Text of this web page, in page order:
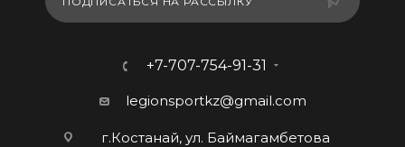
+7-707-754-91-31
legionsportkz@gmail.com
г.Костанай, ул. Баймагамбетова